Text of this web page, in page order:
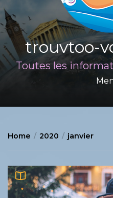
trouvtoo-
Toutes les
Home 2020 janvier